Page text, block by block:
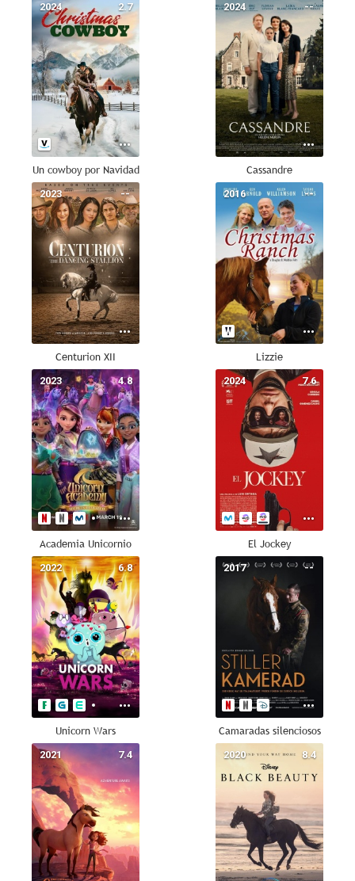
2.7
2024
Un cowboy por Navidad
--
2024
Cassandre
--
2023
Centurion XII
--
2016
Lizzie
4.8
2023
Academia Unicornio
7.6
2024
El Jockey
6.8
2022
Unicorn Wars
--
2017
Camaradas silenciosos
7.4
2021 8.4
2020